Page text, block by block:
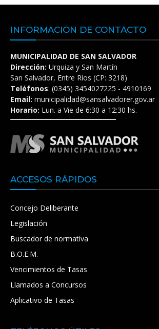
INFORMACIÓN DE CONTACTO
MUNICIPALIDAD DE SAN SALVADOR
Dirección: Urquiza y San Martín
San Salvador, Entre Ríos (CP: 3218)
Teléfonos: (0345) 3454027225 - 4910169
Email: municipalidad@sansalvadorer.gov.ar
Horario: Lun. a Vie de 6:30 a 12:30 hs.
ACCESOS RÁPIDOS
Concejo Deliberante
Legislación
Buscador de normativa
B.O.E.M.
Vencimientos de Tasas
Llamados a Concursos
Aplicativo de Tasas